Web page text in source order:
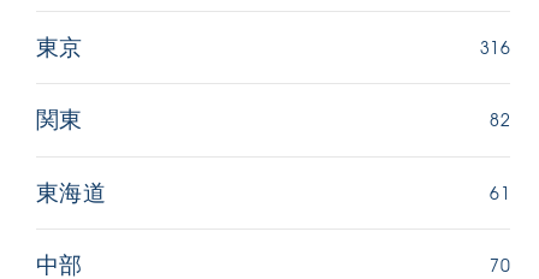
東京 316
関東 82
東海道 61
中部 70